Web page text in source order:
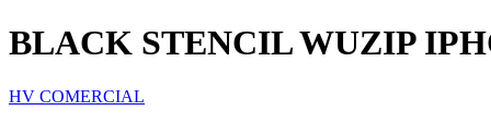
BLACK STENCIL WUZIP
HV COMERCIAL